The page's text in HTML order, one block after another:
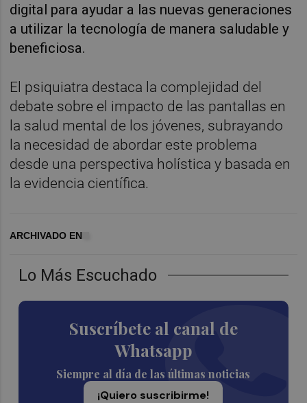
Lo Más Escuchado
Suscríbete al canal de
Whatsapp
Siempre al día de las últimas noticias
¡Quiero suscribirme!
digital para ayudar a las nuevas generaciones
a utilizar la tecnología de manera saludable y
beneficiosa.
El psiquiatra destaca la complejidad del
debate sobre el impacto de las pantallas en
la salud mental de los jóvenes, subrayando
la necesidad de abordar este problema
desde una perspectiva holística y basada en
la evidencia científica.
ARCHIVADO EN